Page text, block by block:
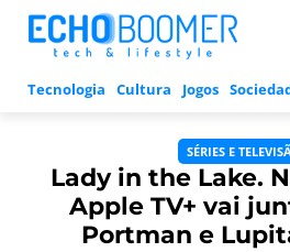
Tecnologia Cultura Jogos
SÉRIES E
Lady in the Lake.
Apple TV+ vai
Portman e